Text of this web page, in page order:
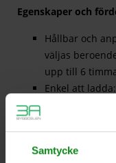
Samtycke
Egenskaper och
Hållbar och
väljas
upp till 6
Enkel att
C®-
Snyggt och
Snabbt och